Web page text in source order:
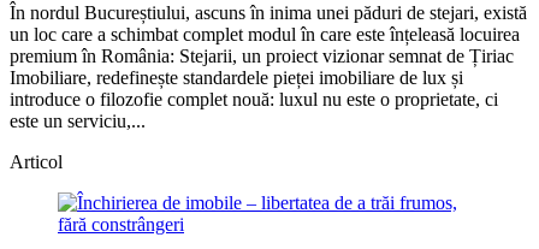
În nordul Bucureștiului, ascuns în inima unei păduri de stejari, există
un loc care a schimbat complet modul în care este înțeleasă locuirea
premium în România: Stejarii, un proiect vizionar semnat de Țiriac
Imobiliare, redefinește standardele pieței imobiliare de lux și
introduce o filozofie complet nouă: luxul nu este o proprietate, ci
este un serviciu,...
Articol